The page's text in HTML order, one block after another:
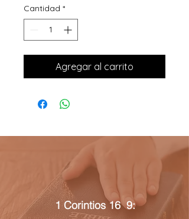
Cantidad *
Agregar al carrito
1 Corintios 16 9: